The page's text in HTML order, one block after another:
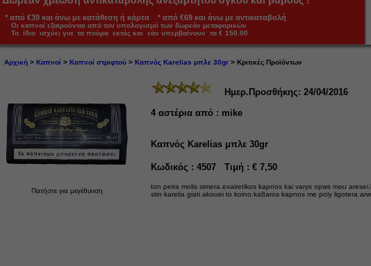
* από €39 και άνω με κατάθεση ή κάρτα * από €69 και άνω με αντικαταβολή
Οι καπνοί εξαιρούνται από τον υπολογισμό των δωρεάν μεταφορικών
Το ίδιο ισχύει για τα πούρα εκτός και εάν υπερβαίνουν τα € 150.00
Αρχική> Καπνοί> Καπνοί στριφτού> Καπνός Karelias μπλε 30gr> Κριτικές Προϊόντων
Πατήστε για μεγέθυνση
Ημερ.Προσθήκης: 24/04/2016
4 αστέρια από : mike
Καπνός Karelias μπλε 30gr
Κωδικός : 4507 Τιμή : € 7,50
ton peira molis simera.exairetikos kapnos kai varys opws mou
stin karelia giati akouei to koino.ka8aros kapnos me poly ligotera